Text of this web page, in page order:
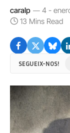
caralp 4 -
13 Mins Read
SEGUEIX-NOS!